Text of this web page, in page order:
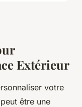
Extérieur
votre
être une